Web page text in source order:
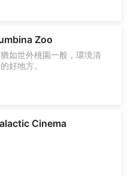
以在這裡找到手工藝品、傳
、零食以及各種日常用品。
Zoo
如世外桃園一般，環境清
好地方。
Cinema